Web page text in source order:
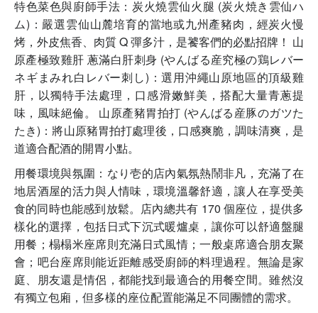
特色菜色與廚師手法：炭火燒雲仙火腿 (炭火焼き雲仙ハ
ム)：嚴選雲仙山麓培育的當地或九州產豬肉，經炭火慢
烤，外皮焦香、肉質 Q 彈多汁，是饕客們的必點招牌！ 山
原產極致雞肝 蔥滿白肝刺身 (やんばる産究極の鶏レバー
ネギまみれ白レバー刺し)：選用沖繩山原地區的頂級雞
肝，以獨特手法處理，口感滑嫩鮮美，搭配大量青蔥提
味，風味絕倫。 山原產豬胃拍打 (やんばる産豚のガツた
たき)：將山原豬胃拍打處理後，口感爽脆，調味清爽，是
道適合配酒的開胃小點。
用餐環境與氛圍：なり壱的店內氣氛熱鬧非凡，充滿了在
地居酒屋的活力與人情味，環境溫馨舒適，讓人在享受美
食的同時也能感到放鬆。店內總共有 170 個座位，提供多
樣化的選擇，包括日式下沉式暖爐桌，讓你可以舒適盤腿
用餐；榻榻米座席則充滿日式風情；一般桌席適合朋友聚
會；吧台座席則能近距離感受廚師的料理過程。無論是家
庭、朋友還是情侶，都能找到最適合的用餐空間。雖然沒
有獨立包廂，但多樣的座位配置能滿足不同團體的需求。